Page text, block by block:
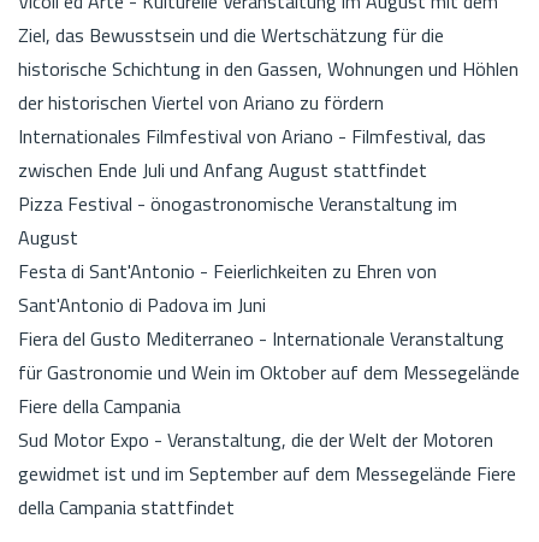
Ziel, das Bewusstsein und die Wertschätzung für die
historische Schichtung in den Gassen, Wohnungen und Höhlen
der historischen Viertel von Ariano zu fördern
Internationales Filmfestival von Ariano - Filmfestival, das
zwischen Ende Juli und Anfang August stattfindet
Pizza Festival - önogastronomische Veranstaltung im
August
Festa di Sant'Antonio - Feierlichkeiten zu Ehren von
Sant'Antonio di Padova im Juni
Fiera del Gusto Mediterraneo - Internationale Veranstaltung
für Gastronomie und Wein im Oktober auf dem Messegelände
Fiere della Campania
Sud Motor Expo - Veranstaltung, die der Welt der Motoren
gewidmet ist und im September auf dem Messegelände Fiere
della Campania stattfindet